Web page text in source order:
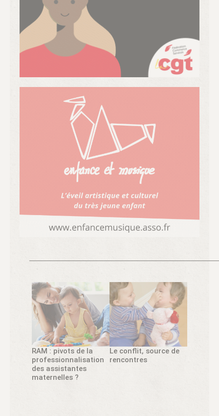
RAM : pivots de la
professionnalisation
des assistantes
maternelles ?
Le conflit, source de
rencontres